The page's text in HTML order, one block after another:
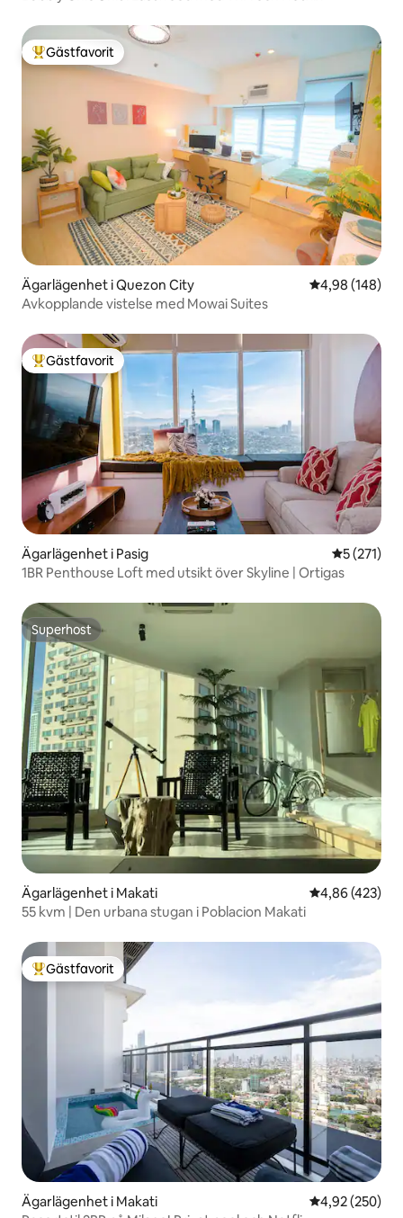
Populär gästfavorit
Gästfavorit
Ägarlägenhet i Quezon City 4,98 av 5 i
4,98 (148)
Avkopplande vistelse med Mowai Suites
Populär gästfavorit
Gästfavorit
Ägarlägenhet i Pasig 5 av 5 i
5 (271)
1BR Penthouse Loft med utsikt över Skyline | Ortigas
Superhost
Superhost
Ägarlägenhet i Makati 4,86 av 5 i
4,86 (423)
55 kvm | Den urbana stugan i Poblacion Makati
Populär gästfavorit
Gästfavorit
Ägarlägenhet i Makati 4,92 av 5 i
4,92 (250)